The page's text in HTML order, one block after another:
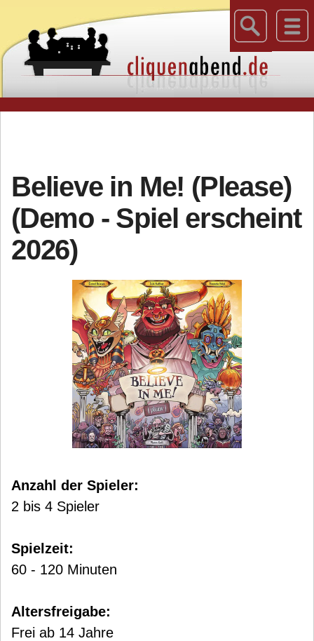
Believe in Me! (Please)
(Demo - Spiel erscheint
2026)
Anzahl der Spieler:
2 bis 4 Spieler
Spielzeit:
60 - 120 Minuten
Altersfreigabe:
Frei ab 14 Jahre